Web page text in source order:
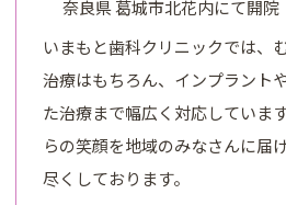
奈良県 葛城市北花内にて開院
いまもと歯科クリニックでは、
治療はもちろん、インプラント
た治療まで幅広く対応していま
らの笑顔を地域のみなさんに届
尽くしております。